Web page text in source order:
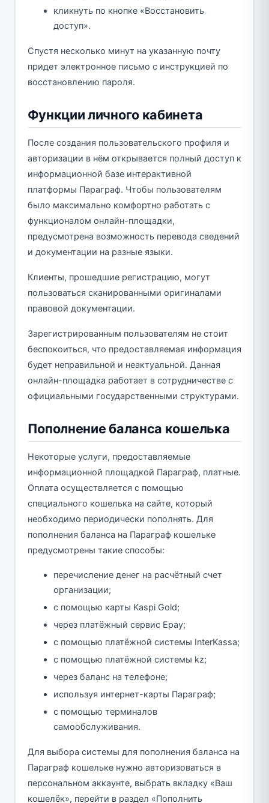
кликнуть по кнопке «Восстановить
доступ».
Спустя несколько минут на указанную почту
придет электронное письмо с инструкцией по
восстановлению пароля.
Функции личного кабинета
После создания пользовательского профиля и
авторизации в нём открывается полный доступ к
информационной базе интерактивной
платформы Параграф. Чтобы пользователям
было максимально комфортно работать с
функционалом онлайн-площадки,
предусмотрена возможность перевода сведений
и документации на разные языки.
Клиенты, прошедшие регистрацию, могут
пользоваться сканированными оригиналами
правовой документации.
Зарегистрированным пользователям не стоит
беспокоиться, что предоставляемая информация
будет неправильной и неактуальной. Данная
онлайн-площадка работает в сотрудничестве с
официальными государственными структурами.
Пополнение баланса кошелька
Некоторые услуги, предоставляемые
информационной площадкой Параграф, платные.
Оплата осуществляется с помощью
специального кошелька на сайте, который
необходимо периодически пополнять. Для
пополнения баланса на Параграф кошельке
предусмотрены такие способы:
перечисление денег на расчётный счет
организации;
с помощью карты Kaspi Gold;
через платёжный сервис Epay;
с помощью платёжной системы InterKassa;
с помощью платёжной системы kz;
через баланс на телефоне;
используя интернет-карты Параграф;
с помощью терминалов
самообслуживания.
Для выбора системы для пополнения баланса на
Параграф кошельке нужно авторизоваться в
персональном аккаунте, выбрать вкладку «Ваш
кошелёк», перейти в раздел «Пополнить